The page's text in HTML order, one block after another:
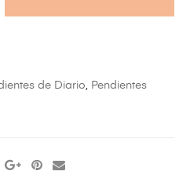
de Diario, Pendientes